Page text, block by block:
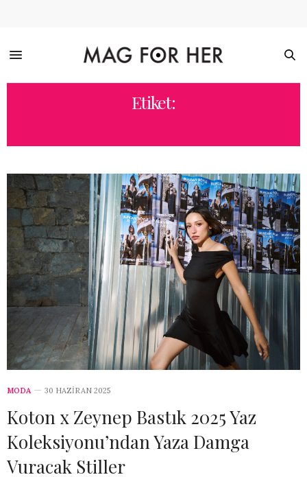
Etiket:
MODA 30 HAZIRAN 2025
Koton x Zeynep Bastık 2025 Yaz
Koleksiyonu’ndan Yaza Damga
Vuracak Stiller